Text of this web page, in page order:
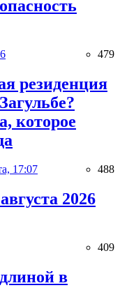
479
резиденция
которое
17:07 488
2026
409
в